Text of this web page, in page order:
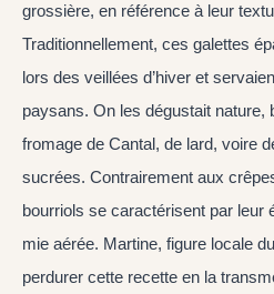
grossière, en référence à leur
Traditionnellement, ces galettes
lors des veillées d’hiver et
paysans. On les dégustait nature,
fromage de Cantal, de lard, voire
sucrées. Contrairement aux
bourriols se caractérisent par leur
mie aérée. Martine, figure locale
perdurer cette recette en la